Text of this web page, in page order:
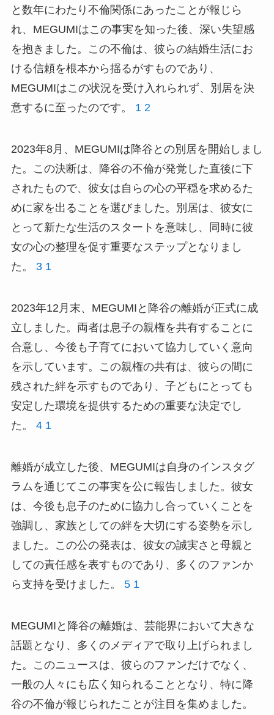
と数年にわたり不倫関係にあったことが報じら
れ、MEGUMIはこの事実を知った後、深い失望感
を抱きました。この不倫は、彼らの結婚生活にお
ける信頼を根本から揺るがすものであり、
MEGUMIはこの状況を受け入れられず、別居を決
意するに至ったのです。 1 2
2023年8月、MEGUMIは降谷との別居を開始しまし
た。この決断は、降谷の不倫が発覚した直後に下
されたもので、彼女は自らの心の平穏を求めるた
めに家を出ることを選びました。別居は、彼女に
とって新たな生活のスタートを意味し、同時に彼
女の心の整理を促す重要なステップとなりまし
た。 3 1
2023年12月末、MEGUMIと降谷の離婚が正式に成
立しました。両者は息子の親権を共有することに
合意し、今後も子育てにおいて協力していく意向
を示しています。この親権の共有は、彼らの間に
残された絆を示すものであり、子どもにとっても
安定した環境を提供するための重要な決定でし
た。 4 1
離婚が成立した後、MEGUMIは自身のインスタグ
ラムを通じてこの事実を公に報告しました。彼女
は、今後も息子のために協力し合っていくことを
強調し、家族としての絆を大切にする姿勢を示し
ました。この公の発表は、彼女の誠実さと母親と
しての責任感を表すものであり、多くのファンか
ら支持を受けました。 5 1
MEGUMIと降谷の離婚は、芸能界において大きな
話題となり、多くのメディアで取り上げられまし
た。このニュースは、彼らのファンだけでなく、
一般の人々にも広く知られることとなり、特に降
谷の不倫が報じられたことが注目を集めました。